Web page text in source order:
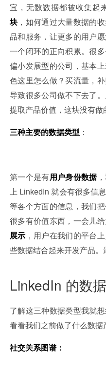
宜，无数数据都被收集起
块 ，如何通过大量数据的
品和服务，让更多的用户
一个闭环的正向积累。很
偏小发展型的公司，基本
色这里怎么做？买流量，
导致很多公司做不下去了
提取产品价值，这块没有做
三种主要的数据类型 ：
第一个是有用户身份数据
上 LinkedIn 就会有很多信
等各个方面的信息，我们
很多有价值东西，一会儿
展示 ，用户在我们的平台
些数据结合起来开发产品。
LinkedIn 的数
了解这三种数据类型我就
看看我们之前做了什么数据
社交关系图谱：